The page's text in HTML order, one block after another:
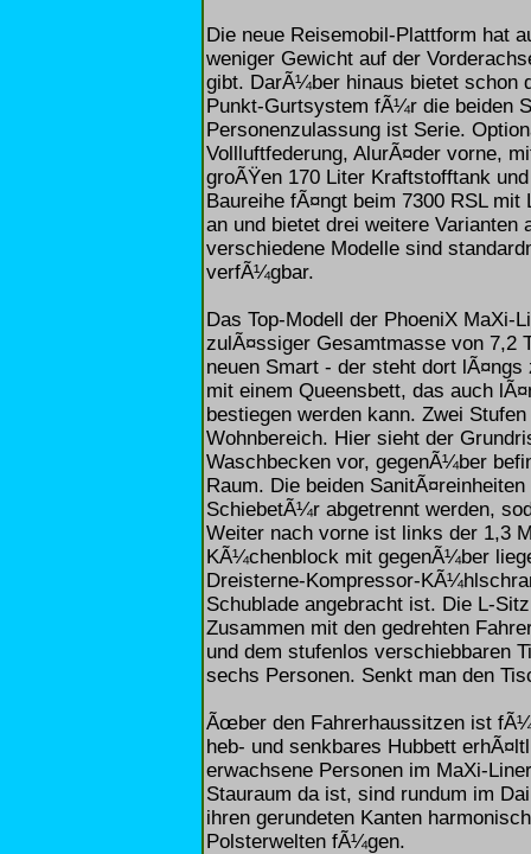
Die neue Reisemobil-Plattform hat
weniger Gewicht auf der
gibt. DarÃ¼ber hinaus bietet schon
Punkt-Gurtsystem fÃ¼r die beiden
Personenzulassung ist Serie.
Vollluftfederung, AlurÃ¤der vorne,
groÃŸen 170 Liter Kraftstofftank
Baureihe fÃ¤ngt beim 7300 RSL
an und bietet drei weitere Varianten
verschiedene Modelle sind
verfÃ¼gbar.
Das Top-Modell der PhoeniX MaXi-
zulÃ¤ssiger Gesamtmasse von 7,2
neuen Smart - der steht dort
mit einem Queensbett, das auch
bestiegen werden kann. Zwei
Wohnbereich. Hier sieht der
Waschbecken vor, gegenÃ¼ber
Raum. Die beiden
SchiebetÃ¼r abgetrennt werden,
Weiter nach vorne ist links der 1,3
KÃ¼chenblock mit gegenÃ¼ber
Dreisterne-Kompressor-
Schublade angebracht ist. Die L-
Zusammen mit den gedrehten
und dem stufenlos verschiebbaren
sechs Personen. Senkt man den
Ãœber den Fahrerhaussitzen ist
heb- und senkbares Hubbett
erwachsene Personen im MaXi-
Stauraum da ist, sind rundum im
ihren gerundeten Kanten
Polsterwelten fÃ¼gen.